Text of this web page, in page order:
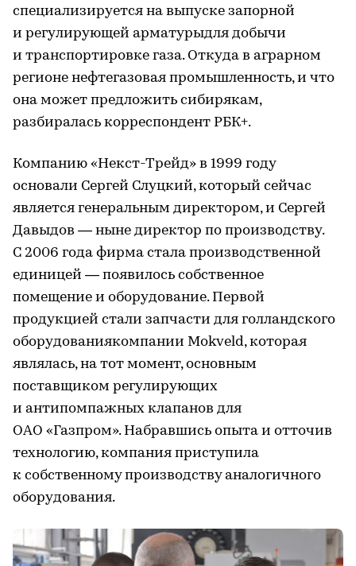
специализируется на выпуске запорной
и регулирующей арматурыдля добычи
и транспортировке газа. Откуда в аграрном
регионе нефтегазовая промышленность, и что
она может предложить сибирякам,
разбиралась корреспондент РБК+.
Компанию «Некст-Трейд» в 1999 году
основали Сергей Слуцкий, который сейчас
является генеральным директором, и Сергей
Давыдов — ныне директор по производству.
С 2006 года фирма стала производственной
единицей — появилось собственное
помещение и оборудование. Первой
продукцией стали запчасти для голландского
оборудованиякомпании Mokveld, которая
являлась, на тот момент, основным
поставщиком регулирующих
и антипомпажных клапанов для
ОАО «Газпром». Набравшись опыта и отточив
технологию, компания приступила
к собственному производству аналогичного
оборудования.